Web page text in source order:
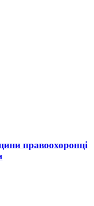
правоохоронці